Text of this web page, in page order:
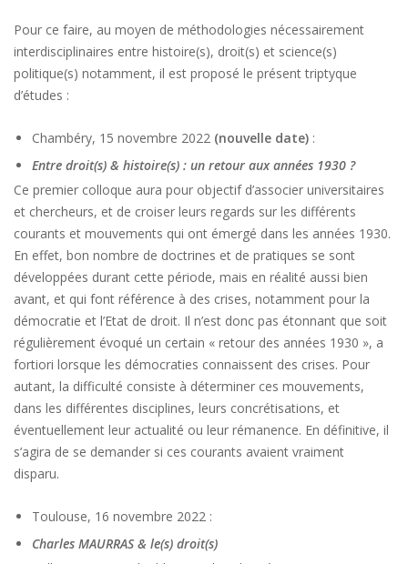
Pour ce faire, au moyen de méthodologies nécessairement
interdisciplinaires entre histoire(s), droit(s) et science(s)
politique(s) notamment, il est proposé le présent triptyque
d’études :
Chambéry, 15 novembre 2022 (nouvelle date) :
Entre droit(s) & histoire(s) : un retour aux années 1930 ?
Ce premier colloque aura pour objectif d’associer universitaires
et chercheurs, et de croiser leurs regards sur les différents
courants et mouvements qui ont émergé dans les années 1930.
En effet, bon nombre de doctrines et de pratiques se sont
développées durant cette période, mais en réalité aussi bien
avant, et qui font référence à des crises, notamment pour la
démocratie et l’Etat de droit. Il n’est donc pas étonnant que soit
régulièrement évoqué un certain « retour des années 1930 », a
fortiori lorsque les démocraties connaissent des crises. Pour
autant, la difficulté consiste à déterminer ces mouvements,
dans les différentes disciplines, leurs concrétisations, et
éventuellement leur actualité ou leur rémanence. En définitive, il
s’agira de se demander si ces courants avaient vraiment
disparu.
Toulouse, 16 novembre 2022 :
Charles MAURRAS & le(s) droit(s)